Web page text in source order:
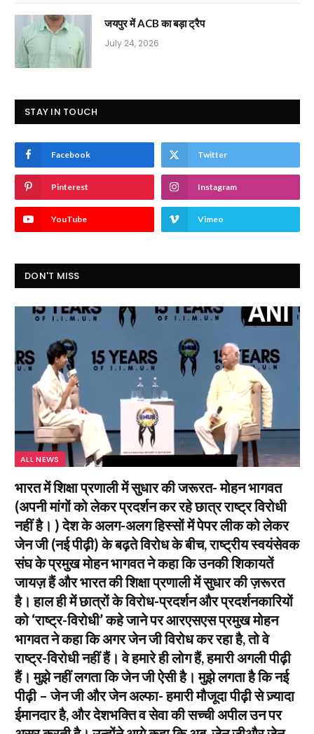
जयपुर में ACB का बड़ा ट्रैप
July 24, 2026
STAY IN TOUCH
Facebook Twitter
Pinterest Instagram
YouTube Vimeo
DON'T MISS
ALL NEWS
भारत में शिक्षा प्रणाली में सुधार की जरूरत- मोहन भागवत
(अपनी मांगों को लेकर प्रदर्शन कर रहे छात्र राष्ट्र विरोधी
नहीं है। ) देश के अलग-अलग हिस्सों में पेपर लीक को लेकर
जेन जी (नई पीढ़ी) के बढ़ते विरोध के बीच, राष्ट्रीय स्वयंसेवक
संघ के प्रमुख मोहन भागवत ने कहा कि उनकी शिकायतें
जायज़ हैं और भारत की शिक्षा प्रणाली में सुधार की ज़रूरत
है। हाल ही में छात्रों के विरोध-प्रदर्शन और प्रदर्शनकारियों
को ‘राष्ट्र-विरोधी’ कहे जाने पर आरएसएस प्रमुख मोहन
भागवत ने कहा कि अगर जेन जी विरोध कर रहा है, तो वे
राष्ट्र-विरोधी नहीं हैं। वे हमारे ही लोग हैं, हमारी अगली पीढ़ी
हैं। मुझे नहीं लगता कि जेन जी ऐसी है। मुझे लगता है कि नई
पीढ़ी – जेन जी और जेन अल्फा- हमारी मौजूदा पीढ़ी से ज़्यादा
ईमानदार है, और देशभक्ति व सेवा की सच्ची अपील उन पर